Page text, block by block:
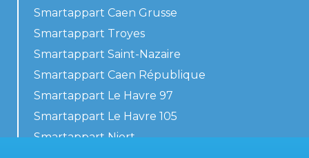
Smartappart Caen Grusse
Smartappart Troyes
Smartappart Saint-Nazaire
Smartappart Caen République
Smartappart Le Havre 97
Smartappart Le Havre 105
Smartappart Niort